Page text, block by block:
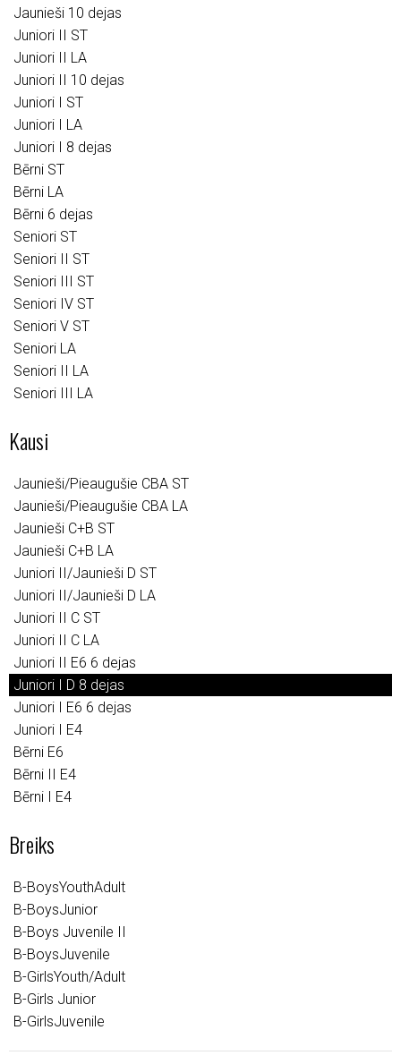
Jaunieši 10 dejas
Juniori II ST
Juniori II LA
Juniori II 10 dejas
Juniori I ST
Juniori I LA
Juniori I 8 dejas
Bērni ST
Bērni LA
Bērni 6 dejas
Seniori ST
Seniori II ST
Seniori III ST
Seniori IV ST
Seniori V ST
Seniori LA
Seniori II LA
Seniori III LA
Kausi
Jaunieši/Pieaugušie CBA ST
Jaunieši/Pieaugušie CBA LA
Jaunieši C+B ST
Jaunieši C+B LA
Juniori II/Jaunieši D ST
Juniori II/Jaunieši D LA
Juniori II C ST
Juniori II C LA
Juniori II E6 6 dejas
Juniori I D 8 dejas
Juniori I E6 6 dejas
Juniori I E4
Bērni E6
Bērni II E4
Bērni I E4
Breiks
B-BoysYouthAdult
B-BoysJunior
B-Boys Juvenile II
B-BoysJuvenile
B-GirlsYouth/Adult
B-Girls Junior
B-GirlsJuvenile